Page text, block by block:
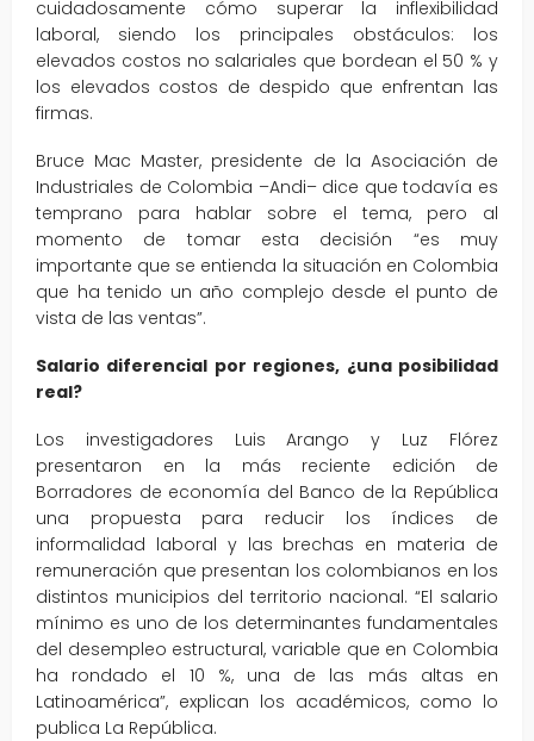
cuidadosamente cómo superar la inflexibilidad
laboral, siendo los principales obstáculos: los
elevados costos no salariales que bordean el 50 % y
los elevados costos de despido que enfrentan las
firmas.
Bruce Mac Master, presidente de la Asociación de
Industriales de Colombia –Andi– dice que todavía es
temprano para hablar sobre el tema, pero al
momento de tomar esta decisión “es muy
importante que se entienda la situación en Colombia
que ha tenido un año complejo desde el punto de
vista de las ventas”.
Salario diferencial por regiones, ¿una posibilidad
real?
Los investigadores Luis Arango y Luz Flórez
presentaron en la más reciente edición de
Borradores de economía del Banco de la República
una propuesta para reducir los índices de
informalidad laboral y las brechas en materia de
remuneración que presentan los colombianos en los
distintos municipios del territorio nacional. “El salario
mínimo es uno de los determinantes fundamentales
del desempleo estructural, variable que en Colombia
ha rondado el 10 %, una de las más altas en
Latinoamérica”, explican los académicos, como lo
publica La República.